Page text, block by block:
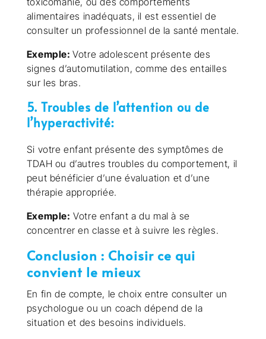
alimentaires inadéquats, il est essentiel de
consulter un professionnel de la santé mentale.
Exemple:Votre adolescent présente des
signes d’automutilation, comme des entailles
sur les bras.
5. Troubles de l’attention ou de
l’hyperactivité:
Si votre enfant présente des symptômes de
TDAH ou d’autres troubles du comportement, il
peut bénéficier d’une évaluation et d’une
thérapie appropriée.
Exemple: Votre enfant a du mal à se
concentrer en classe et à suivre les règles.
Conclusion : Choisir ce qui
convient le mieux
En fin de compte, le choix entre consulter un
psychologue ou un coach dépend de la
situation et des besoins individuels.